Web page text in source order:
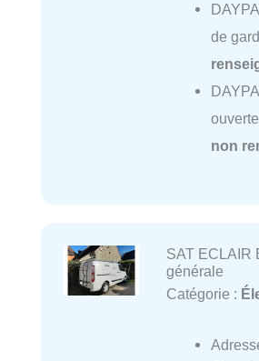
de
non
SAT ECLAIR
générale
Catégorie :